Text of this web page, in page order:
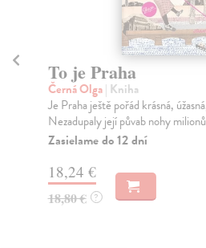
To je Praha
Černá Olga| Kniha
Je Praha ještě pořád krásná,
Nezadupaly její půvab nohy
Zasielame do 12 dní
18,24 €
18,80 € ?